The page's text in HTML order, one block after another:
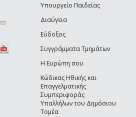
(link sends e-mail)
Υπουργείο Παιδείας
Διαύγεια
Εύδοξος
Συγγράμματα Τμημάτων
Η Ευρώπη σου
Κώδικας Ηθικής και
Επαγγελματικής
Συμπεριφοράς
Υπαλλήλων του Δημόσιου
Τομέα